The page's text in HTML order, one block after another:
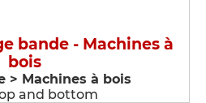
bande - Machines à
bois
> Machines à bois
and bottom